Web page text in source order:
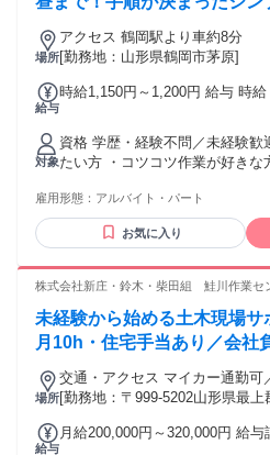
が好き ・山形の魅力を広めたい
い ★転勤なし！ 本人の希望が
迎！扶養内勤務もOK♪
場所
アクセス 鶴岡駅より車約8分
[勤務地：山形県鶴岡市茅原]
給与
時給1,150円～1,200円 給与 時
対象
資格 学歴・経験不問／未経験歓
たい方 ・コツコツ作業が好き
ながら働ける方 朝の時間を有効活用すれば、午後はまるごと
自由時間！ 夕飯の準備やお子
えます。 接客はほとんどなく、
せず自分のペースで慣れていけま
雇用形態： アルバイト・パート
お気に入り
株式会社新庄・鈴木・柴田組 鮭川作業セ
未経験から始める土木現場
月10h・住宅手当あり／会社
場所
交通・アクセス マイカー通勤可
[勤務地：〒999-5202山形県最上
給与
月給200,000円～320,000円 給